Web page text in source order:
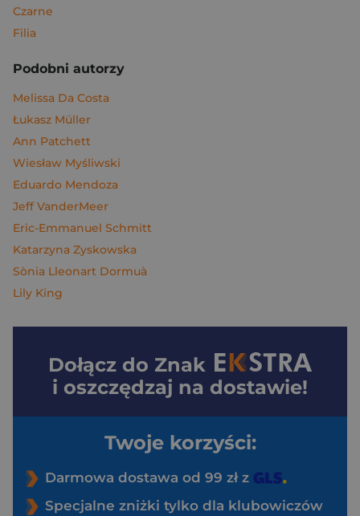
Czarne
Filia
Podobni autorzy
Melissa Da Costa
Łukasz Müller
Ann Patchett
Wiesław Myśliwski
Eduardo Mendoza
Jeff VanderMeer
Eric-Emmanuel Schmitt
Katarzyna Zyskowska
Sònia Lleonart Dormuà
Lily King
Dołącz do Znak
i oszczędzaj na dostawie!
Twoje korzyści:
Darmowa dostawa od 99 zł z
Specjalne zniżki tylko dla klubowiczów